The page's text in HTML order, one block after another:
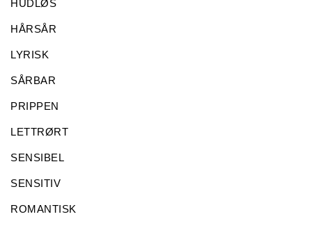
HUDLØS
HÅRSÅR
LYRISK
SÅRBAR
PRIPPEN
LETTRØRT
SENSIBEL
SENSITIV
ROMANTISK